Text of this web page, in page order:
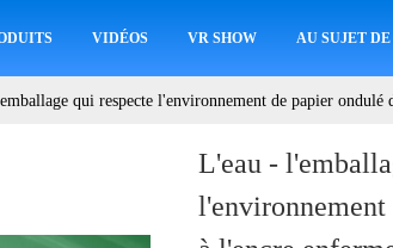
VIDÉOS VR SHOW AU SUJET DE
qui respecte l'environnement de papier
L'eau -
l'environnement